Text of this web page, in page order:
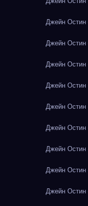
Джейн Остин
Джейн Остин
Джейн Остин
Джейн Остин
Джейн Остин
Джейн Остин
Джейн Остин
Джейн Остин
Джейн Остин